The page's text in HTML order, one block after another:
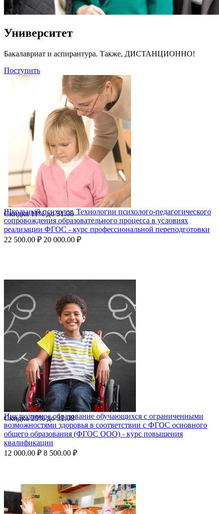
Университет
Бакалавриат и аспирантура. Также, ДИСТАНЦИОННО!
Поступить
Скидка11%до31.08
Школьный психолог. Технологии психолого-педагогического
сопровождения образовательного процесса в условиях
реализации ФГОС - курс профессиональной переподготовки
22 500.00 ₽ 20 000.00 ₽
Скидка29%до31.08
Инклюзивное образование обучающихся с ограниченными
возможностями здоровья в соответствии с ФГОС основного
общего образования (ФГОС ООО) - курс повышения
квалификации
12 000.00 ₽ 8 500.00 ₽